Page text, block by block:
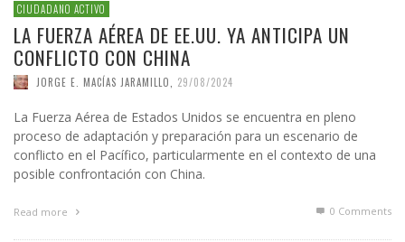
CIUDADANO ACTIVO
LA FUERZA AÉREA DE EE.UU. YA ANTICIPA UN
CONFLICTO CON CHINA
JORGE E. MACÍAS JARAMILLO 29/08/2024
La Fuerza Aérea de Estados Unidos se encuentra en pleno
proceso de adaptación y preparación para un escenario de
conflicto en el Pacífico, particularmente en el contexto de una
posible confrontación con China.
Read more 0 Comments